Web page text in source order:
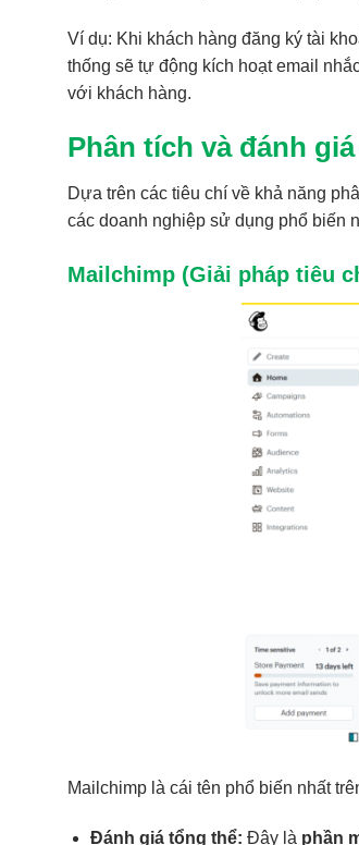
Ví dụ: Khi khách hàng đăng ký tài
thống sẽ tự động kích hoạt email
với khách hàng.
Phân tích và đánh
Dựa trên các tiêu chí về khả năng
các doanh nghiệp sử dụng phổ biến
Mailchimp (Giải pháp tiêu
Mailchimp là cái tên phổ biến nhất
Đánh giá tổng thể: Đây là phần